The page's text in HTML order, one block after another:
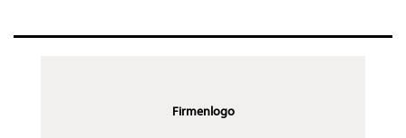
Firmenlogo